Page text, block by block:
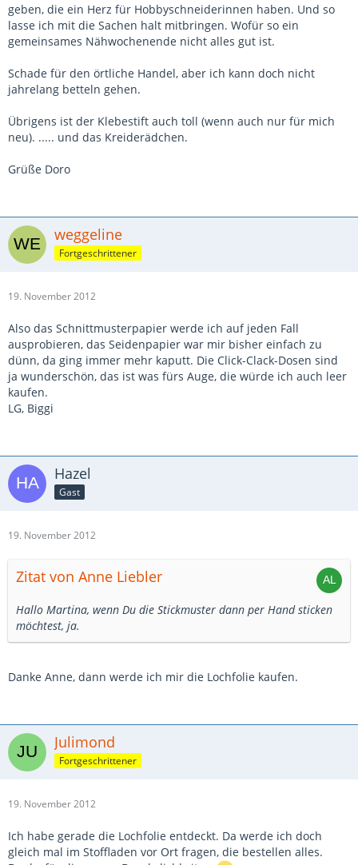
geben, die ein Herz für Hobbyschneiderinnen haben. Und so
lasse ich mit die Sachen halt mitbringen. Wofür so ein
gemeinsames Nähwochenende nicht alles gut ist.
Schade für den örtliche Handel, aber ich kann doch nicht
jahrelang betteln gehen.
Übrigens ist der Klebestift auch toll (wenn auch nur für mich
neu). ..... und das Kreiderädchen.
Grüße Doro
weggeline
Fortgeschrittener
19. November 2012
Also das Schnittmusterpapier werde ich auf jeden Fall
ausprobieren, das Seidenpapier war mir bisher einfach zu
dünn, da ging immer mehr kaputt. Die Click-Clack-Dosen sind
ja wunderschön, das ist was fürs Auge, die würde ich auch leer
kaufen.
LG, Biggi
Hazel
Gast
19. November 2012
Zitat von Anne Liebler
Hallo Martina, wenn Du die Stickmuster dann per Hand sticken
möchtest, ja.
Danke Anne, dann werde ich mir die Lochfolie kaufen.
Julimond
Fortgeschrittener
19. November 2012
Ich habe gerade die Lochfolie entdeckt. Da werde ich doch
gleich mal im Stoffladen vor Ort fragen, die bestellen alles.